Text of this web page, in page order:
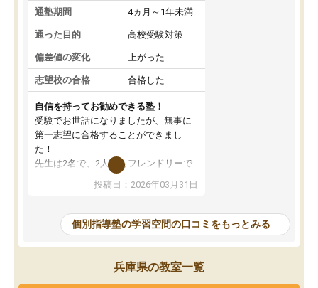
通塾期間 4ヵ月～1年未満
通った目的 高校受験対策
偏差値の変化 上がった
志望校の合格 合格した
自信を持ってお勧めできる塾！
受験でお世話になりましたが、無事に
第一志望に合格することができまし
た！
先生は2名で、2人ともフレンドリーで
優しいです！分からないところも質問
しやすく、苦手分野をしっかり克服す
季節ごとの春季・夏季・冬季講習はも
ちろん、受験生専用の特別講習も充実
しています。最後までモチベーション
を維持して頑張れたのは、この塾のお
かげです。自信を持っておすすめでき
投稿日：2026年03月31日
個別指導塾の学習空間の口コミをもっとみる
兵庫県の教室一覧